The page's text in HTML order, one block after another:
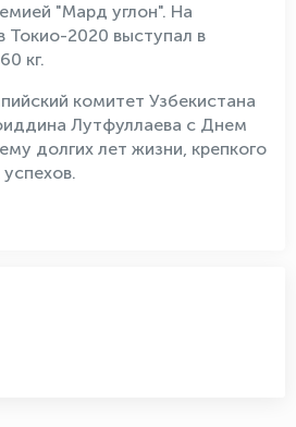
"Мард углон". На
Токио-2020 выступал в
кг.
комитет Узбекистана
Лутфуллаева с Днем
долгих лет жизни, крепкого